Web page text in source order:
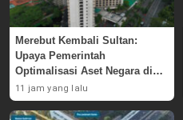
Merebut Kembali Sultan:
Upaya Pemerintah
Optimalisasi Aset Negara di
GBK
11 jam yang lalu